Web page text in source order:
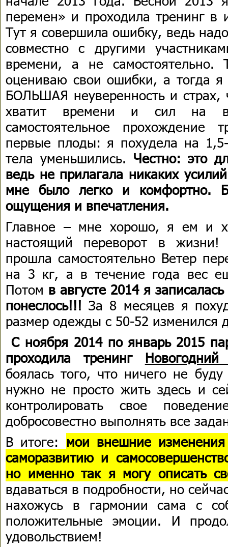
перемен» и проходила тренинг в
Тут я совершила ошибку, ведь
совместно с другими
времени, а не
оцениваю свои ошибки, а тогда
БОЛЬШАЯ неуверенность и страх,
хватит времени и сил
самостоятельное прохождение
первые плоды: я похудела на
тела уменьшились. Честно: это
ведь не прилагала никаких
мне было легко и комфортно.
ощущения и впечатления.
Главное – мне хорошо, я ем и
настоящий переворот в
прошла самостоятельно Ветер
на 3 кг, а в течение года вес
Потом в августе 2014 я
понеслось!!! За 8 месяцев я
размер одежды с 50-52 изменился
С ноября 2014 по январь 2015
проходила тренинг Новогодний
боялась того, что ничего не
нужно не просто жить здесь и
контролировать свое
добросовестно выполнять все
В итоге: мои внешние
саморазвитию и
но именно так я могу описать
вдаваться в подробности, но
нахожусь в гармонии сама с
положительные эмоции. И
удовольствием!